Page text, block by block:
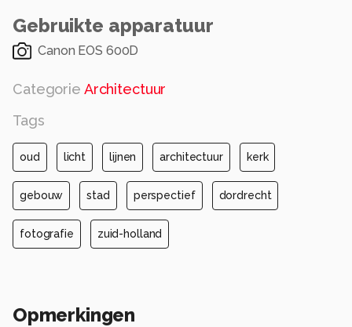
Gebruikte apparatuur
Canon EOS 600D
Categorie Architectuur
Tags
oud licht lijnen architectuur kerk
gebouw stad perspectief dordrecht
fotografie zuid-holland
Opmerkingen